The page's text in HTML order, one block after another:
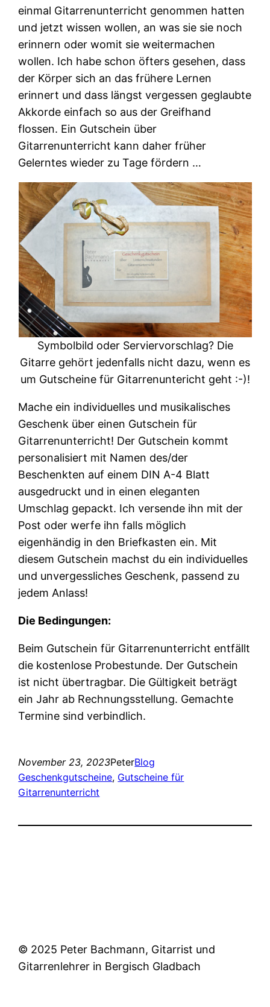
einmal Gitarrenunterricht genommen hatten
und jetzt wissen wollen, an was sie sie noch
erinnern oder womit sie weitermachen
wollen. Ich habe schon öfters gesehen, dass
der Körper sich an das frühere Lernen
erinnert und dass längst vergessen geglaubte
Akkorde einfach so aus der Greifhand
flossen. Ein Gutschein über
Gitarrenunterricht kann daher früher
Gelerntes wieder zu Tage fördern …
Symbolbild oder Serviervorschlag? Die
Gitarre gehört jedenfalls nicht dazu, wenn es
um Gutscheine für Gitarrenuntericht geht :-)!
Mache ein individuelles und musikalisches
Geschenk über einen Gutschein für
Gitarrenunterricht! Der Gutschein kommt
personalisiert mit Namen des/der
Beschenkten auf einem DIN A-4 Blatt
ausgedruckt und in einen eleganten
Umschlag gepackt. Ich versende ihn mit der
Post oder werfe ihn falls möglich
eigenhändig in den Briefkasten ein. Mit
diesem Gutschein machst du ein individuelles
und unvergessliches Geschenk, passend zu
jedem Anlass!
Die Bedingungen:
Beim Gutschein für Gitarrenunterricht entfällt
die kostenlose Probestunde. Der Gutschein
ist nicht übertragbar. Die Gültigkeit beträgt
ein Jahr ab Rechnungsstellung. Gemachte
Termine sind verbindlich.
November 23, 2023PeterBlog
Geschenkgutscheine, Gutscheine für
Gitarrenunterricht
© 2025 Peter Bachmann, Gitarrist und
Gitarrenlehrer in Bergisch Gladbach